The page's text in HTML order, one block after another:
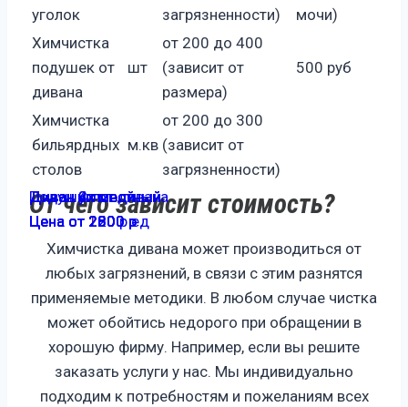
уголок
загрязненности)
мочи)
Химчистка
подушек от
дивана
шт
от 200 до 400
(зависит от
размера)
500 руб
Химчистка
бильярдных
столов
м.кв
от 200 до 300
(зависит от
загрязненности)
Диван 2х местный
Цена от 1800 р
Диван 3х местный
Цена от 2200 р
Диван 4х местный
Цена от 2500 р
Диван угловой
Цена от 2800 р
Диван угловой
Цена от 2800 р
Подушки от дивана
Цена от 200 р ед
От чего зависит стоимость?
Химчистка дивана может производиться от
любых загрязнений, в связи с этим разнятся
применяемые методики. В любом случае чистка
может обойтись недорого при обращении в
хорошую фирму. Например, если вы решите
заказать услуги у нас. Мы индивидуально
подходим к потребностям и пожеланиям всех